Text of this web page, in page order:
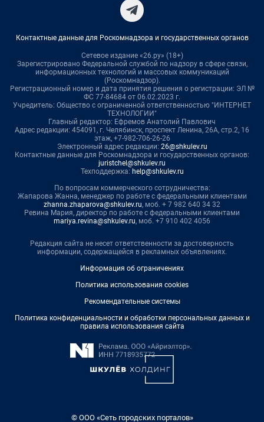
Контактные данные для Роскомнадзора и государственных органов
Сетевое издание «26.ру» (18+)
Зарегистрировано Федеральной службой по надзору в сфере связи,
информационных технологий и массовых коммуникаций
(Роскомнадзор).
Регистрационный номер и дата принятия решения о регистрации: ЭЛ №
ФС 77-84684 от 06.02.2023 г.
Учредитель: Общество с ограниченной ответственностью "ИНТЕРНЕТ
ТЕХНОЛОГИИ"
Главный редактор: Ефремов Анатолий Павлович
Адрес редакции: 454091, г. Челябинск, проспект Ленина, 26А, стр.2, 16
этаж, +7-982-706-26-26
Электронный адрес редакции: 26@shkulev.ru
Контактные данные для Роскомнадзора и государственных органов:
juristchel@shkulev.ru
Техподдержка: help@shkulev.ru
По вопросам коммерческого сотрудничества:
Жапарова Жанна, менеджер по работе с федеральными клиентами
zhanna.zhaparova@shkulev.ru, моб. + 7 982 640 34 32
Ревина Мария, директор по работе с федеральными клиентами
mariya.revina@shkulev.ru, моб. +7 910 402 4056
Редакция сайта не несет ответственности за достоверность
информации, содержащейся в рекламных объявлениях.
Информация об ограничениях
Политика использования cookies
Рекомендательные системы
Политика конфиденциальности и обработки персональных данных и
правила использования сайта
© ООО «Сеть городских порталов»